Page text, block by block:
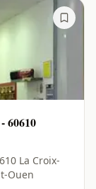
60610
La Croix-
Ouen